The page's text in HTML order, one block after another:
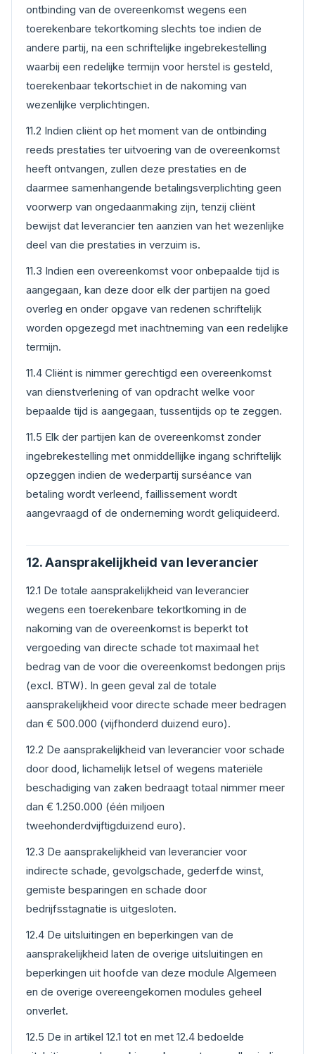
ontbinding van de overeenkomst wegens een
toerekenbare tekortkoming slechts toe indien de
andere partij, na een schriftelijke ingebrekestelling
waarbij een redelijke termijn voor herstel is gesteld,
toerekenbaar tekortschiet in de nakoming van
wezenlijke verplichtingen.
11.2 Indien cliënt op het moment van de ontbinding
reeds prestaties ter uitvoering van de overeenkomst
heeft ontvangen, zullen deze prestaties en de
daarmee samenhangende betalingsverplichting geen
voorwerp van ongedaanmaking zijn, tenzij cliënt
bewijst dat leverancier ten aanzien van het wezenlijke
deel van die prestaties in verzuim is.
11.3 Indien een overeenkomst voor onbepaalde tijd is
aangegaan, kan deze door elk der partijen na goed
overleg en onder opgave van redenen schriftelijk
worden opgezegd met inachtneming van een redelijke
termijn.
11.4 Cliënt is nimmer gerechtigd een overeenkomst
van dienstverlening of van opdracht welke voor
bepaalde tijd is aangegaan, tussentijds op te zeggen.
11.5 Elk der partijen kan de overeenkomst zonder
ingebrekestelling met onmiddellijke ingang schriftelijk
opzeggen indien de wederpartij surséance van
betaling wordt verleend, faillissement wordt
aangevraagd of de onderneming wordt geliquideerd.
12. Aansprakelijkheid van leverancier
12.1 De totale aansprakelijkheid van leverancier
wegens een toerekenbare tekortkoming in de
nakoming van de overeenkomst is beperkt tot
vergoeding van directe schade tot maximaal het
bedrag van de voor die overeenkomst bedongen prijs
(excl. BTW). In geen geval zal de totale
aansprakelijkheid voor directe schade meer bedragen
dan € 500.000 (vijfhonderd duizend euro).
12.2 De aansprakelijkheid van leverancier voor schade
door dood, lichamelijk letsel of wegens materiële
beschadiging van zaken bedraagt totaal nimmer meer
dan € 1.250.000 (één miljoen
tweehonderdvijftigduizend euro).
12.3 De aansprakelijkheid van leverancier voor
indirecte schade, gevolgschade, gederfde winst,
gemiste besparingen en schade door
bedrijfsstagnatie is uitgesloten.
12.4 De uitsluitingen en beperkingen van de
aansprakelijkheid laten de overige uitsluitingen en
beperkingen uit hoofde van deze module Algemeen
en de overige overeengekomen modules geheel
onverlet.
12.5 De in artikel 12.1 tot en met 12.4 bedoelde